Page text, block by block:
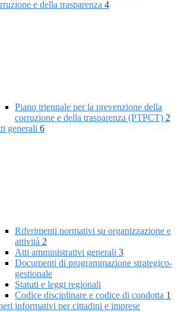
e della trasparenza 4
Piano triennale per la prevenzione della
corruzione e della trasparenza (PTPCT) 2
generali 6
Riferimenti normativi su organizzazione e
attività 2
Atti amministrativi generali 3
Documenti di programmazione strategico-
gestionale
Statuti e leggi regionali
Codice disciplinare e codice di condotta 1
informativi per cittadini e imprese